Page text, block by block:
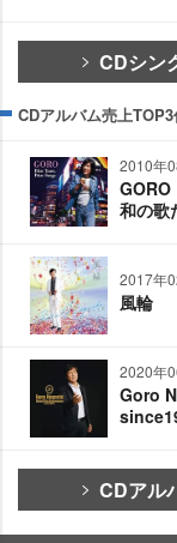
CDシン
CDアルバム売上
2010年
GORO
和の歌
2017年
風輪
2020年
Goro
CDアル